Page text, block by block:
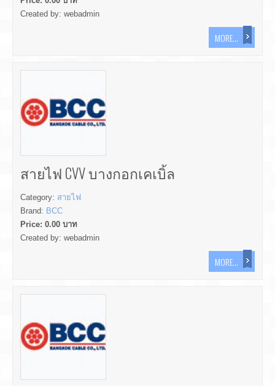
Created by: webadmin
MORE...
สายไฟ CVV บางกอกเคเบิ้ล
Category: สายไฟ
Brand: BCC
Price: 0.00 บาท
Created by: webadmin
MORE...